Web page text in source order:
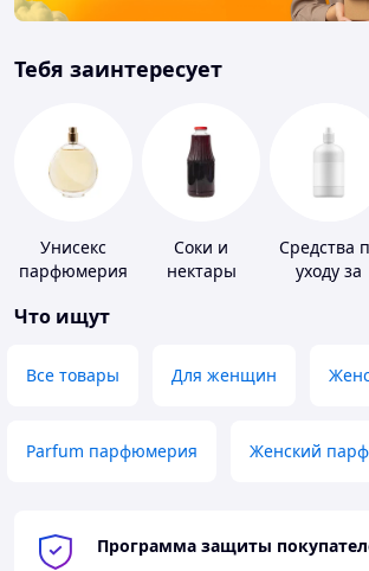
Тебя заинтересует
Унисекс
парфюмерия
Соки и
нектары
Средства
уходу за
Что ищут
Все товары Для женщин
Parfum парфюмерия Женский
Программа защиты